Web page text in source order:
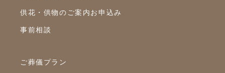
2023年10月
2023年8月
供花・供物のご案内お申込み
事前相談
ご葬儀プラン